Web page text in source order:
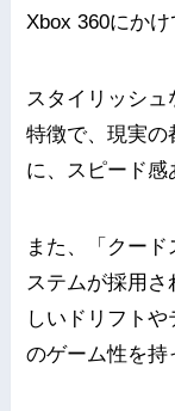
Xbox 360にか
スタイリッシ
特徴で、現実の
に、スピード感
また、「クー
ステムが採用
しいドリフト
のゲーム性を持